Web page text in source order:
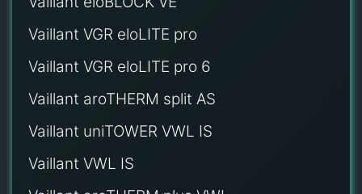
Vaillant VGR eloLITE pro
Vaillant VGR eloLITE pro 6
Vaillant aroTHERM split AS
Vaillant uniTOWER VWL IS
Vaillant VWL IS